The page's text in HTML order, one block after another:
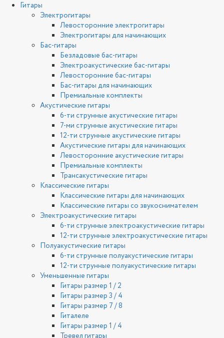
Гитары
Электрогитары
Левосторонние электрогитары
Электрогитары для начинающих
Бас-гитары
Безладовые бас-гитары
Электроакустические бас-гитары
Левосторонние бас-гитары
Бас-гитары для начинающих
Премиальные комплекты
Акустические гитары
6-ти струнные акустические гитары
7-ми струнные акустические гитары
12-ти струнные акустические гитары
Акустические гитары для начинающих
Левосторонние акустические гитары
Премиальные комплекты
Трансакустические гитары
Классические гитары
Классические гитары для начинающих
Классические гитары со звукоснимателем
Электроакустические гитары
6-ти струнные электроакустические гитары
12-ти струнные электроакустические гитары
Полуакустические гитары
6-ти струнные полуакустические гитары
12-ти струнные полуакустические гитары
Уменьшенные гитары
Гитары размер 1 / 2
Гитары размер 3 / 4
Гитары размер 7 / 8
Гиталеле
Гитары размер 1 / 4
Тревел гитары